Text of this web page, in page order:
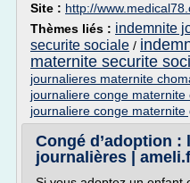
Site : http://
Thèmes liés : indemnite
securite sociale /
maternite securite
journalieres maternite
journaliere conge maternite
journaliere conge maternite
Congé d’adoption :
journalières |